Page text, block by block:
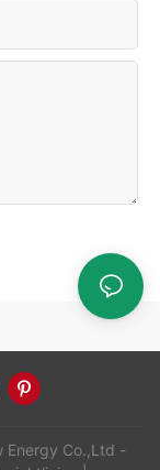
Energy Co.,Ltd -